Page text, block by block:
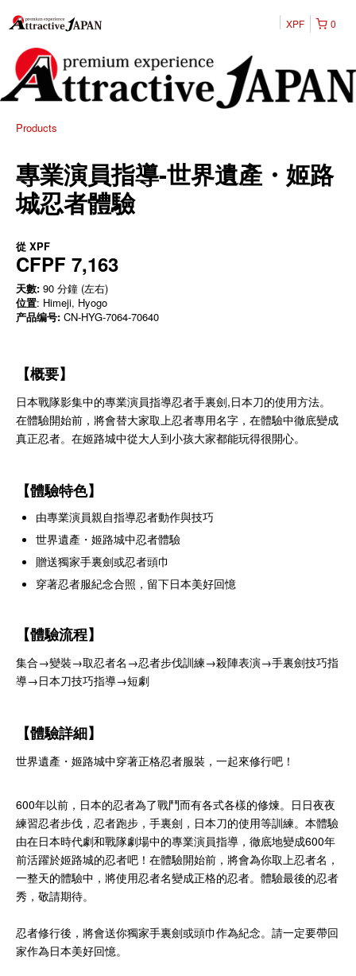
0
XPF
Products
專業演員指導-世界遺產・姬路
城忍者體驗
從 XPF
CFPF 7,163
天數: 90 分鐘 (左右)
位置: Himeji, Hyogo
产品编号: CN-HYG-7064-70640
【概要】
日本戰隊影集中的專業演員指導忍者手裏劍,日本刀的使用方法。
在體驗開始前，將會替大家取上忍者專用名字，在體驗中徹底變成
真正忍者。在姬路城中從大人到小孩大家都能玩得很開心。
【體驗特色】
由專業演員親自指導忍者動作與技巧
世界遺產・姬路城中忍者體驗
贈送獨家手裏劍或忍者頭巾
穿著忍者服紀念合照，留下日本美好回憶
【體驗流程】
集合→變裝→取忍者名→忍者步伐訓練→殺陣表演→手裏劍技巧指
導→日本刀技巧指導→短劇
【體驗詳細】
世界遺產・姬路城中穿著正格忍者服裝，一起來修行吧！
600年以前，日本的忍者為了戰鬥而有各式各樣的修煉。日日夜夜
練習忍者步伐，忍者跑步，手裏劍，日本刀的使用等訓練。本體驗
由在日本時代劇和戰隊劇場中的專業演員指導，徹底地變成600年
前活躍於姬路城的忍者吧！在體驗開始前，將會為你取上忍者名，
一整天的體驗中，將使用忍者名變成正格的忍者。體驗最後的忍者
秀，敬請期待。
忍者修行後，將會送你獨家手裏劍或頭巾作為紀念。請一定要帶回
家作為日本美好回憶。